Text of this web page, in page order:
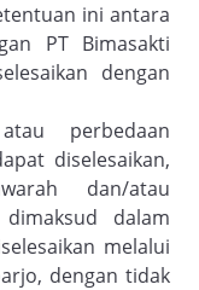
ini antara
PT Bimasakti
dengan
perbedaan
diselesaikan,
dan/atau
dalam
melalui
dengan tidak